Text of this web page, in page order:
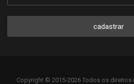
cadastrar
Copyright © 2015-2026 Todos os direitos